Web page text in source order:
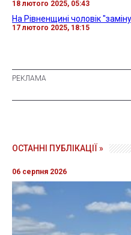
18 лютого 2025, 05:43
На Рівненщині чоловік
17 лютого 2025, 18:15
ОСТАННІ ПУБЛІКАЦІЇ »
06 серпня 2026